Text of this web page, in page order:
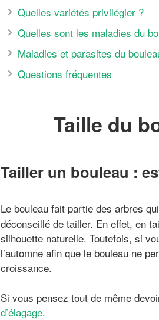
Quelles variétés privilégier ?
Quelles sont les maladies du
Maladies et parasites du
Questions fréquentes
Taille du
Tailler un bouleau :
Le bouleau fait partie des arbres
déconseillé de tailler. En effet, en
silhouette naturelle. Toutefois, si
l’automne afin que le bouleau ne
croissance.
Si vous pensez tout de même
d’élagage.